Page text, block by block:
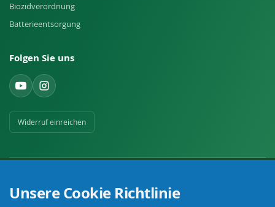
Biozidverordnung
Batterieentsorgung
Folgen Sie uns
Widerruf einreichen
Unsere Cookie Richtlinie